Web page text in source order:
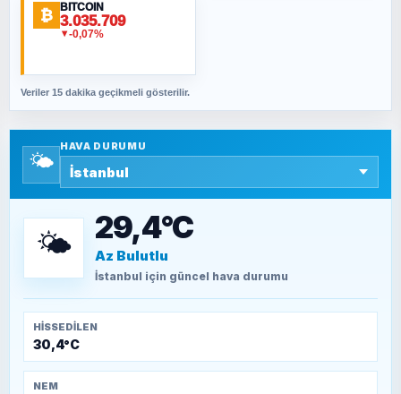
ORHAN KILIÇOĞLU
Fahişeye beyinli bir müstevli alçağına
SAVAŞ ŞAHİN
SEYFULLAH ÇİÇEK
TEOMAN ALPASLAN
Kütahya-Eskişehir Muharebeleri (10-24
₿ BITCOIN
3.035.709
▼-0,07%
Veriler 15 dakika geçikmeli gösterilir.
🌤️
HAVA DURUMU
🌤️ 29,4°C
Az Bulutlu
İstanbul için güncel hava durumu
HISSEDILEN
30,4°C
NEM